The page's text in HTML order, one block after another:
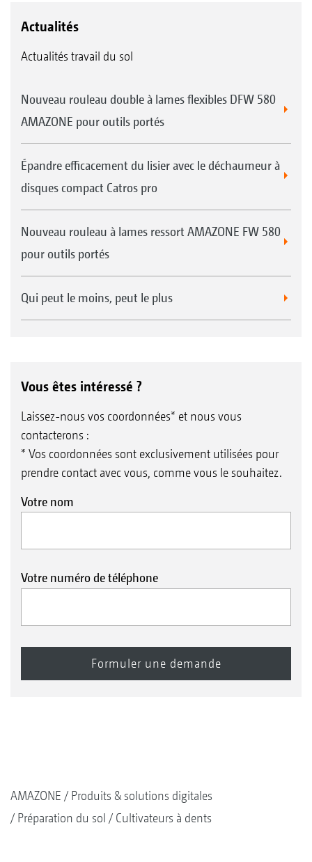
Actualités
Actualités travail du sol
Nouveau rouleau double à lames flexibles DFW 580
AMAZONE pour outils portés
Épandre efficacement du lisier avec le déchaumeur à
disques compact Catros pro
Nouveau rouleau à lames ressort AMAZONE FW 580
pour outils portés
Qui peut le moins, peut le plus
Vous êtes intéressé ?
Laissez-nous vos coordonnées* et nous vous
contacterons :
* Vos coordonnées sont exclusivement utilisées pour
prendre contact avec vous, comme vous le souhaitez.
Votre nom
Votre numéro de téléphone
AMAZONE
Produits & solutions digitales
Préparation du sol
Cultivateurs à dents